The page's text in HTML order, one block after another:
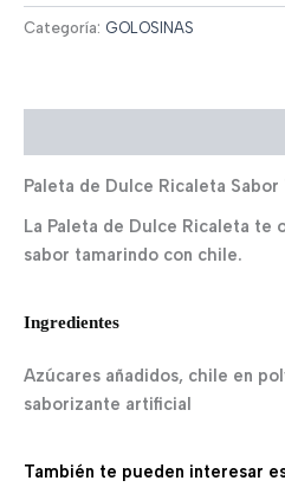
Categoría: GOLOSINAS
Paleta de Dulce Ricaleta
La Paleta de Dulce Ricaleta te
sabor tamarindo con chile.
Ingredientes
Azúcares añadidos, chile en
saborizante artificial
También te pueden interesar